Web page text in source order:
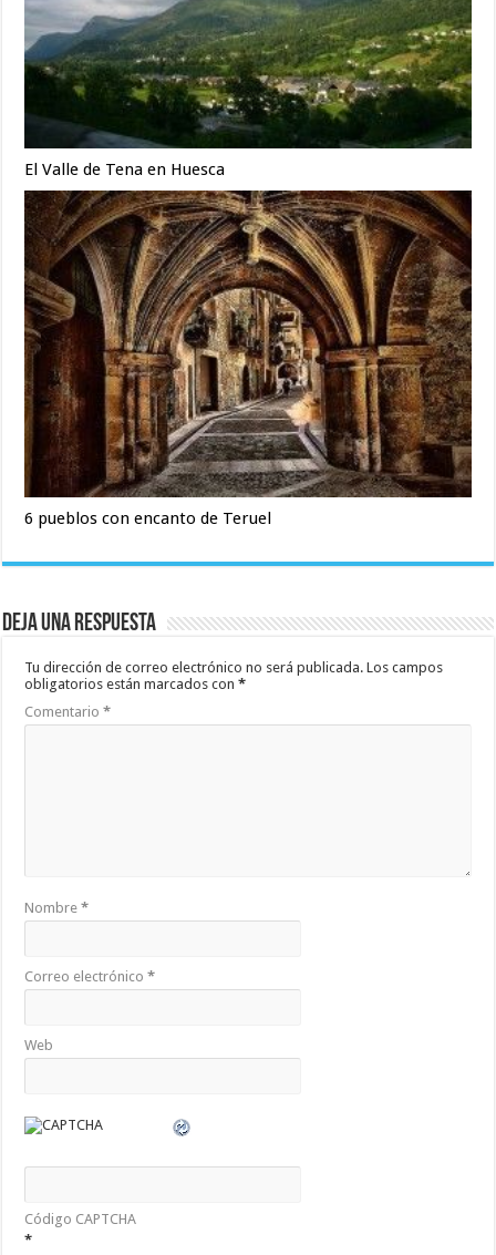
El Valle de Tena en Huesca
6 pueblos con encanto de Teruel
Deja una respuesta
Tu dirección de correo electrónico no será publicada. Los campos
obligatorios están marcados con*
Comentario*
Nombre*
Correo electrónico*
Web
Código CAPTCHA
*